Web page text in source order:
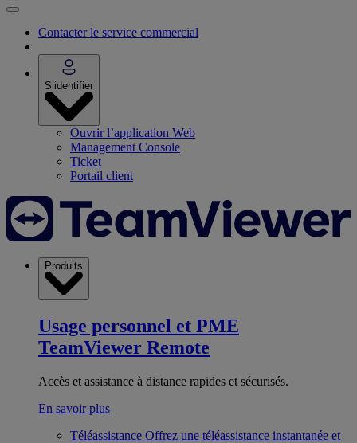
Contacter le service commercial
S’identifier
Ouvrir l’application Web
Management Console
Ticket
Portail client
Produits
Usage personnel et PME
TeamViewer Remote
Accès et assistance à distance rapides et sécurisés.
En savoir plus
Téléassistance Offrez une téléassistance instantanée et